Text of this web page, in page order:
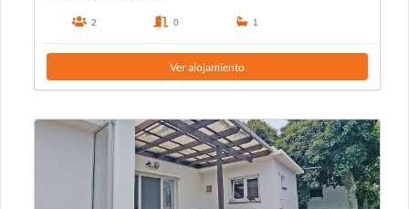
2 0 1
Ver alojamiento